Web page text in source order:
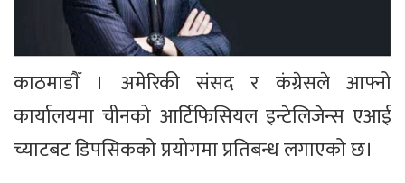
काठमाडाैँ । अमेरिकी संसद र कंग्रेसले आफ्नो
कार्यालयमा चीनको आर्टिफिसियल इन्टेलिजेन्स एआई
च्याटबट डिपसिकको प्रयोगमा प्रतिबन्ध लगाएको छ।